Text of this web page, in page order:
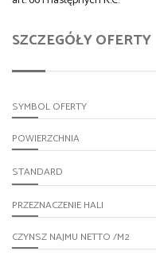
SZCZEGÓŁY OFERTY
SYMBOL OFERTY
POWIERZCHNIA
STANDARD
PRZEZNACZENIE HALI
CZYNSZ NAJMU NETTO /M2